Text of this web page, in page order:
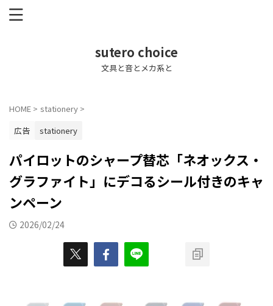
sutero choice
文具と音とメカ系と
HOME > stationery >
広告
stationery
パイロットのシャープ替芯「ネオックス・
グラファイト」にデコるシール付きのキャ
ンペーン
2026/02/24